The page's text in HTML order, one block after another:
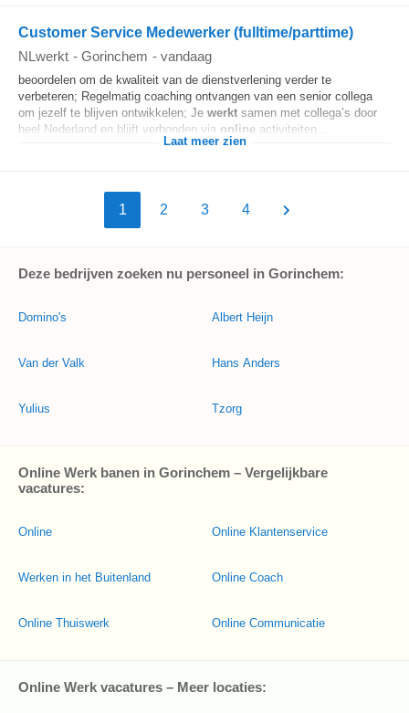
Customer Service Medewerker (fulltime/parttime)
NLwerkt - Gorinchem - vandaag
beoordelen om de kwaliteit van de dienstverlening verder te
verbeteren; Regelmatig coaching ontvangen van een senior collega
om jezelf te blijven ontwikkelen; Je werkt samen met collega’s door
heel Nederland en blijft verbonden via online activiteiten...
Laat meer zien
1 2 3 4
Deze bedrijven zoeken nu personeel in Gorinchem:
Domino's
Van der Valk
Yulius
Albert Heijn
Hans Anders
Tzorg
Online Werk banen in Gorinchem – Vergelijkbare
vacatures:
Online
Werken in het Buitenland
Online Thuiswerk
Online Klantenservice
Online Coach
Online Communicatie
Online Werk vacatures – Meer locaties: